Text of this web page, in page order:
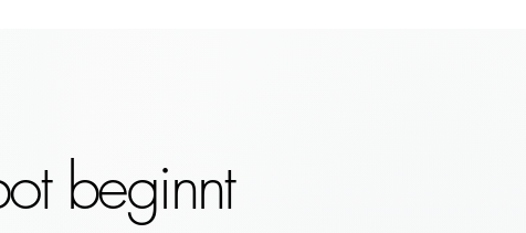
beginnt